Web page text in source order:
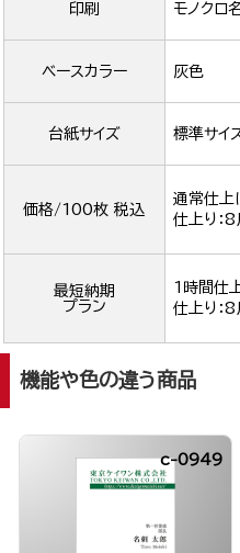
印刷 モノクロ
ベースカラー 灰色
台紙サイズ 標準サ
価格/100枚 税込
通常仕
仕上り：8
最短納期
プラン
1時間仕
仕上り：8
機能や色の違う商品
c-0949